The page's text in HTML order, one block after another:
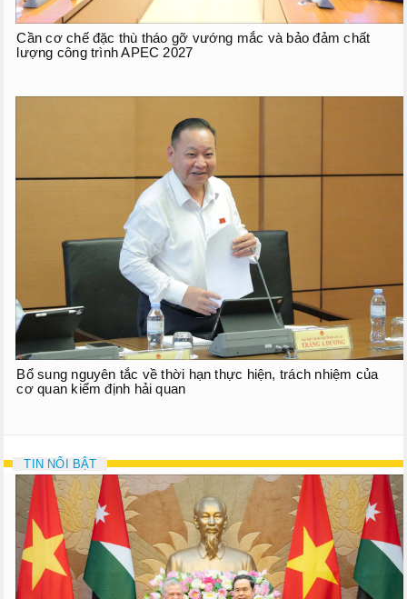
Cần cơ chế đặc thù tháo gỡ vướng mắc và bảo đảm chất
lượng công trình APEC 2027
Bổ sung nguyên tắc về thời hạn thực hiện, trách nhiệm của
cơ quan kiểm định hải quan
TIN NỔI BẬT